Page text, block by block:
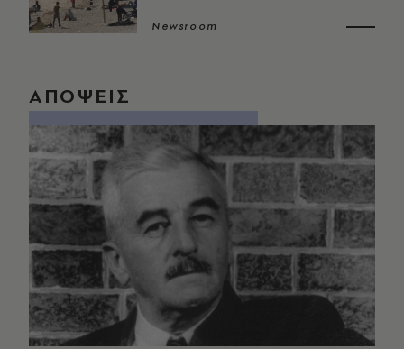
Newsroom
ΑΠΟΨΕΙΣ